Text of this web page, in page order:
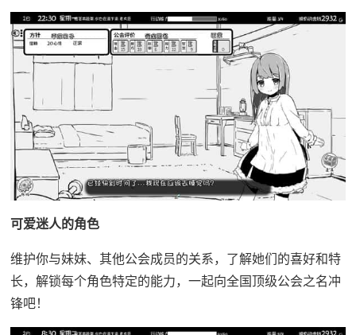
可爱迷人的角色
维护你与妹妹、其他公会成员的关系，了解她们的喜好和特
长，解锁每个角色特定的能力，一起向全国顶级公会之名冲
锋吧！